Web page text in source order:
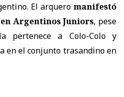
El arquero manifestó
Argentinos Juniors, pese
pertenece a Colo-Colo y
en el conjunto trasandino en